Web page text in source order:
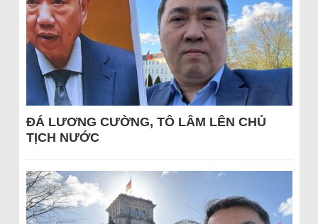
ĐÁ LƯƠNG CƯỜNG, TÔ LÂM LÊN CHỦ
TỊCH NƯỚC